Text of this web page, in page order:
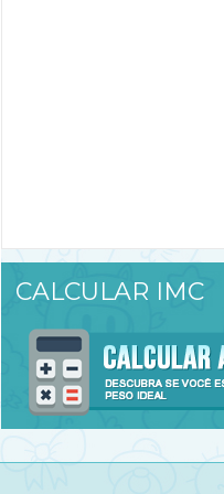
CALCULAR IMC